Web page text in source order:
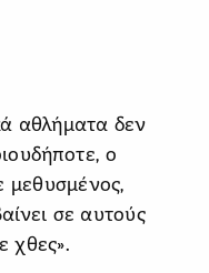
αθλήματα δεν
ο
μεθυσμένος,
σε αυτούς
χθες».